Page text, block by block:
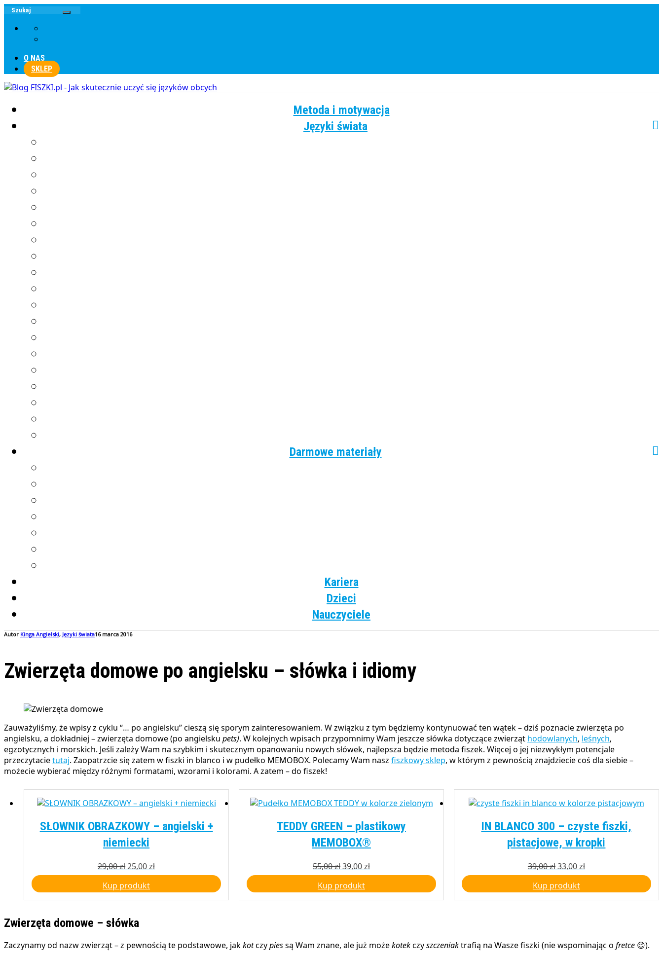
O NAS
SKLEP
Metoda i motywacja
Języki świata
Darmowe materiały
Kariera
Dzieci
Nauczyciele
Autor Kinga Angielski, Języki świata16 marca 2016
Zwierzęta domowe po angielsku – słówka i idiomy
Zauważyliśmy, że wpisy z cyklu “… po angielsku” cieszą się sporym zainteresowaniem. W związku z tym będziemy kontynuować ten wątek – dziś poznacie zwierzęta po
angielsku, a dokładniej – zwierzęta domowe (po angielsku pets). W kolejnych wpisach przypomnimy Wam jeszcze słówka dotyczące zwierząt hodowlanych, leśnych,
egzotycznych i morskich. Jeśli zależy Wam na szybkim i skutecznym opanowaniu nowych słówek, najlepsza będzie metoda fiszek. Więcej o jej niezwykłym potencjale
przeczytacietutaj. Zaopatrzcie się zatem w fiszki in blanco i w pudełko MEMOBOX. Polecamy Wam nasz fiszkowy sklep, w którym z pewnością znajdziecie coś dla siebie –
możecie wybierać między różnymi formatami, wzorami i kolorami. A zatem – do fiszek!
SŁOWNIK OBRAZKOWY – angielski +
niemiecki
29,00zł Pierwotna
cena
wynosiła:
29,00 zł.
25,00złAktualna
cena
25,00 zł.
Kup produkt
TEDDY GREEN – plastikowy
MEMOBOX®
55,00złPierwotna
cena
wynosiła:
55,00 zł.
39,00złAktualna
cena
39,00 zł.
Kup produkt
IN BLANCO 300 – czyste fiszki,
pistacjowe, w kropki
39,00złPierwotna
cena
wynosiła:
39,00 zł.
33,00złAktualna
cena
33,00 zł.
Kup produkt
Zwierzęta domowe – słówka
Zaczynamy od nazw zwierząt – z pewnością te podstawowe, jakkotczypiessą Wam znane, ale już możekotekczyszczeniaktrafią na Wasze fiszki (nie wspominając o fretce 😉).